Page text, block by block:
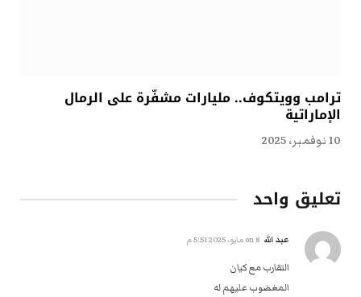
ترامب وويتكوف.. مليارات مشفّرة على الرمال
الإماراتية
10 نوفمبر، 2025
تعليق واحد
عبد الله 8 مايو، 2025 5:51 م
التقارب مع كيان
المغضوب عليهم له